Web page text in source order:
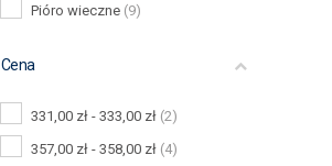
Pióro wieczne (9)
Cena
331,00 zł - 333,00 zł (2)
357,00 zł - 358,00 zł (4)